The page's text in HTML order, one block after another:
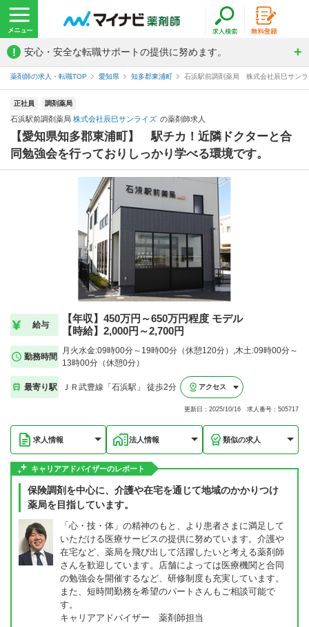
! 安心・安全な転職サポートの提供に努めます。
薬剤師の求人・転職TOP 愛知県 知多郡東浦町 石浜駅前調剤薬局 株式会社辰巳サンラ
正社員 調剤薬局
石浜駅前調剤薬局 株式会社辰巳サンライズ の薬剤師求人
【愛知県知多郡東浦町】 駅チカ！近隣ドクターと合
同勉強会を行っておりしっかり学べる環境です。
給与
【年収】450万円～650万円程度 モデル
【時給】2,000円～2,700円
勤務時間
月火水金:09時00分～19時00分（休憩120分）,木土:09時00分～
13時00分（休憩0分）
最寄り駅 ＪＲ武豊線「石浜駅」 徒歩2分 アクセス
更新日：2025/10/16 求人番号：505717
求人情報 法人情報 類似の求人
キャリアアドバイザーのレポート
保険調剤を中心に、介護や在宅を通じて地域のかかりつけ
薬局を目指しています。
「心・技・体」の精神のもと、より患者さまに満足して
いただける医療サービスの提供に努めています。介護や
在宅など、薬局を飛び出して活躍したいと考える薬剤師
さんを歓迎しています。店舗によっては医療機関と合同
の勉強会を開催するなど、研修制度も充実しています。
また、短時間勤務を希望のパートさんもご相談可能で
す。
キャリアアドバイザー 薬剤師担当